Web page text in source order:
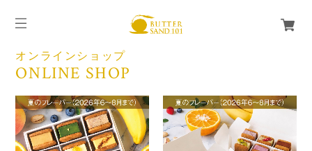
オンラインショップ
ONLINE SHOP